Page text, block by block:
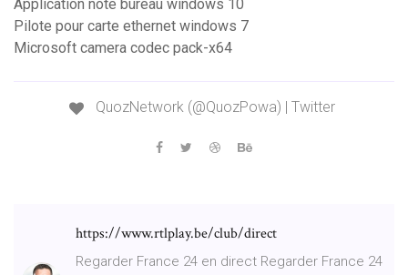
Application note bureau windows 10
Pilote pour carte ethernet windows 7
Microsoft camera codec pack-x64
QuozNetwork (@QuozPowa) | Twitter
https://www.rtlplay.be/club/direct
Regarder France 24 en direct Regarder France 24